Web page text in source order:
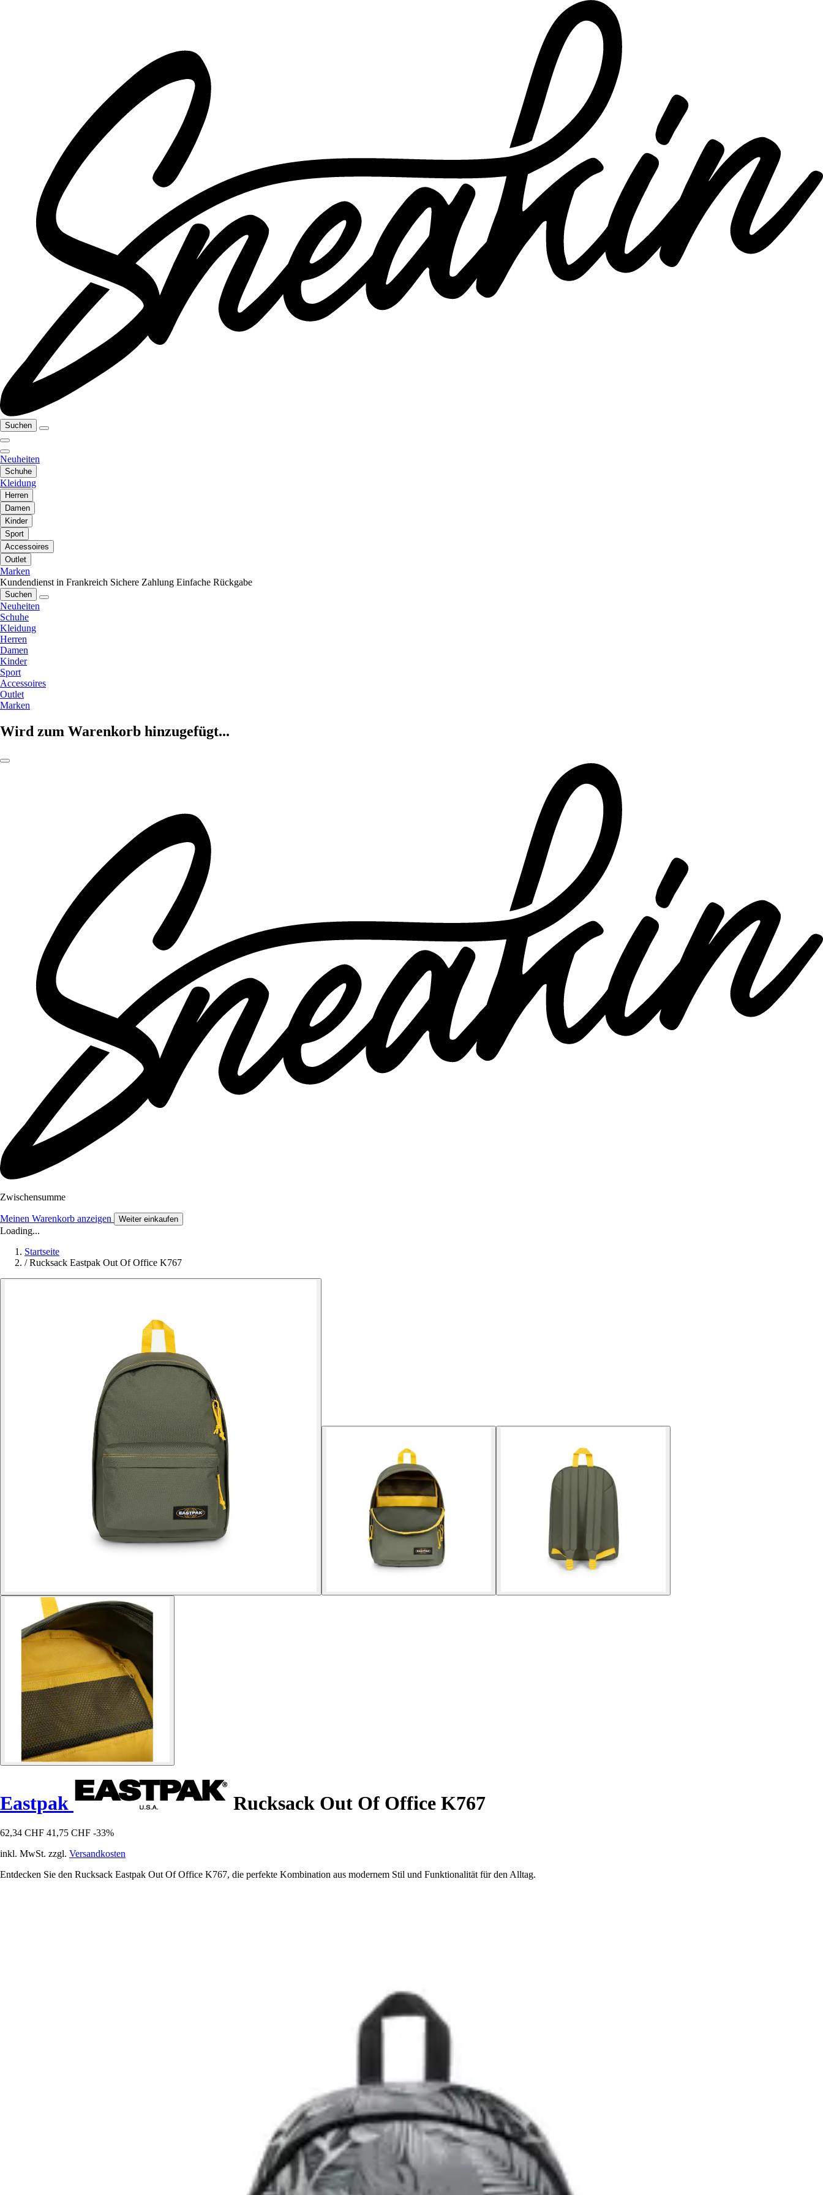
Suchen
Neuheiten
Schuhe
Kleidung
Herren
Damen
Kinder
Sport
Accessoires
Outlet
Marken
Kundendienst in Frankreich Sichere Zahlung Einfache Rückgabe
Suchen
Neuheiten
Schuhe
Kleidung
Herren
Damen
Kinder
Sport
Accessoires
Outlet
Marken
Wird zum Warenkorb hinzugefügt...
Zwischensumme
Meinen Warenkorb anzeigen Weiter einkaufen
Loading...
Startseite
/ Rucksack Eastpak Out Of Office K767
Eastpak Rucksack Out Of Office K767
62,34 CHF 41,75 CHF -33%
inkl. MwSt. zzgl. Versandkosten
Entdecken Sie den Rucksack Eastpak Out Of Office K767, die perfekte Kombination aus modernem Stil und Funktionalität für den Alltag.